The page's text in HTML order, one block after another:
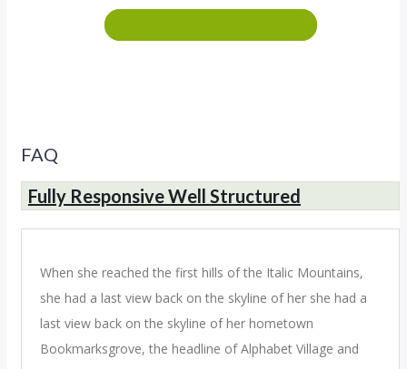
FAQ
Fully Responsive Well Structured
When she reached the first hills of the Italic Mountains,
she had a last view back on the skyline of her she had a
last view back on the skyline of her hometown
Bookmarksgrove, the headline of Alphabet Village and